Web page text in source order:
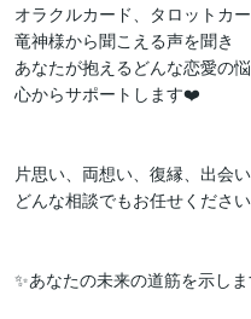
オラクルカード、タロットカ
竜神様から聞こえる声を聞き
あなたが抱えるどんな恋愛の
心からサポートします❤️
片思い、両想い、復縁、出会
どんな相談でもお任せください
✨あなたの未来の道筋を示しま